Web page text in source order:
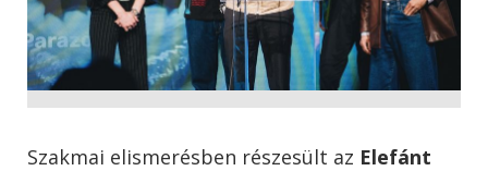
Szakmai elismerésben részesült az Elefánt